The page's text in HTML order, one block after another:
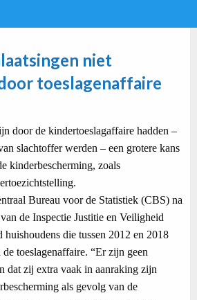
niet
toeslagenaffaire
door de kindertoeslagaffaire hadden –
slachtoffer werden – een grotere kans
kinderbescherming, zoals
Bureau voor de Statistiek (CBS) na
de Inspectie Justitie en Veiligheid
die tussen 2012 en 2018
toeslagenaffaire. “Er zijn geen
dat zij extra vaak in aanraking zijn
als gevolg van de